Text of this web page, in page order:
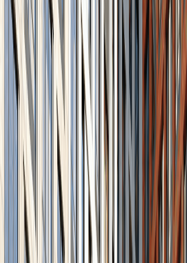
г Москва, ул 1-я
д 25
Хорошёвская
10 минут
Срок сдачи
1 кв. 2023
Класс
Бизнес
Этажность
22
Корпусов
1
Варианты парковки
нет
Тип дома
Монолитный
Высота потолков
до 3.75 м